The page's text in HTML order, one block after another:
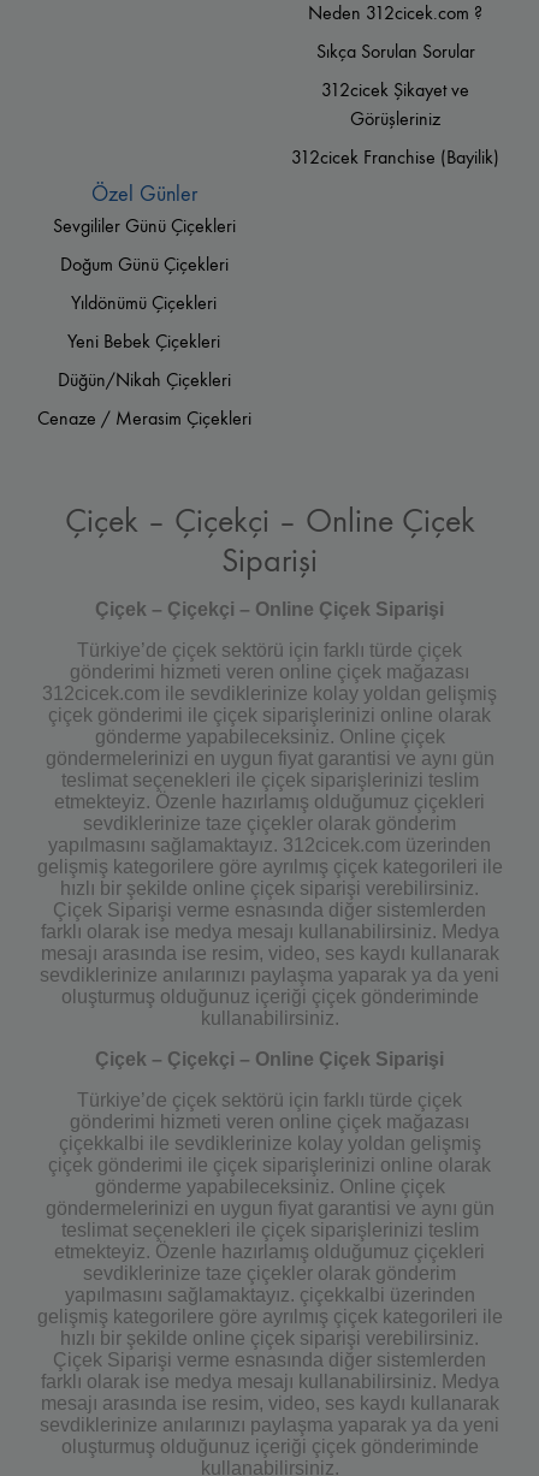
Neden 312cicek.com ?
Sıkça Sorulan Sorular
312cicek Şikayet ve
Görüşleriniz
312cicek Franchise (Bayilik)
Özel Günler
Sevgililer Günü Çiçekleri
Doğum Günü Çiçekleri
Yıldönümü Çiçekleri
Yeni Bebek Çiçekleri
Düğün/Nikah Çiçekleri
Cenaze / Merasim Çiçekleri
Çiçek – Çiçekçi – Online Çiçek
Siparişi
Çiçek – Çiçekçi – Online Çiçek Siparişi
Türkiye’de çiçek sektörü için farklı türde çiçek
gönderimi hizmeti veren online çiçek mağazası
312cicek.com ile sevdiklerinize kolay yoldan gelişmiş
çiçek gönderimi ile çiçek siparişlerinizi online olarak
gönderme yapabileceksiniz. Online çiçek
göndermelerinizi en uygun fiyat garantisi ve aynı gün
teslimat seçenekleri ile çiçek siparişlerinizi teslim
etmekteyiz. Özenle hazırlamış olduğumuz çiçekleri
sevdiklerinize taze çiçekler olarak gönderim
yapılmasını sağlamaktayız. 312cicek.com üzerinden
gelişmiş kategorilere göre ayrılmış çiçek kategorileri ile
hızlı bir şekilde online çiçek siparişi verebilirsiniz.
Çiçek Siparişi verme esnasında diğer sistemlerden
farklı olarak ise medya mesajı kullanabilirsiniz. Medya
mesajı arasında ise resim, video, ses kaydı kullanarak
sevdiklerinize anılarınızı paylaşma yaparak ya da yeni
oluşturmuş olduğunuz içeriği çiçek gönderiminde
kullanabilirsiniz.
Çiçek – Çiçekçi – Online Çiçek Siparişi
Türkiye’de çiçek sektörü için farklı türde çiçek
gönderimi hizmeti veren online çiçek mağazası
çiçekkalbi ile sevdiklerinize kolay yoldan gelişmiş
çiçek gönderimi ile çiçek siparişlerinizi online olarak
gönderme yapabileceksiniz. Online çiçek
göndermelerinizi en uygun fiyat garantisi ve aynı gün
teslimat seçenekleri ile çiçek siparişlerinizi teslim
etmekteyiz. Özenle hazırlamış olduğumuz çiçekleri
sevdiklerinize taze çiçekler olarak gönderim
yapılmasını sağlamaktayız. çiçekkalbi üzerinden
gelişmiş kategorilere göre ayrılmış çiçek kategorileri ile
hızlı bir şekilde online çiçek siparişi verebilirsiniz.
Çiçek Siparişi verme esnasında diğer sistemlerden
farklı olarak ise medya mesajı kullanabilirsiniz. Medya
mesajı arasında ise resim, video, ses kaydı kullanarak
sevdiklerinize anılarınızı paylaşma yaparak ya da yeni
oluşturmuş olduğunuz içeriği çiçek gönderiminde
kullanabilirsiniz.